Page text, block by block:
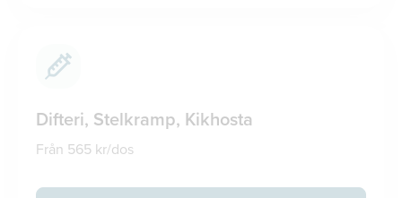
Difteri, Stelkramp, Kikhosta
Från 565 kr/dos